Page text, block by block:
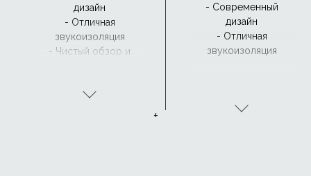
дизайн
- Отличная
звукоизоляция
- Чистый обзор и
- Современный
дизайн
- Отличная
звукоизоляция
+